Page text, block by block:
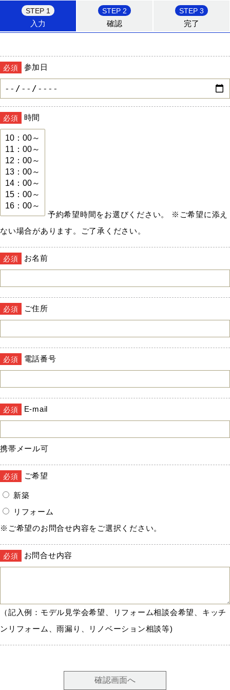
STEP 1
入力
STEP 2
確認
STEP 3
完了
必須 参加日
必須 時間
予約希望時間をお選びください。 ※ご希望に添え
ない場合があります。ご了承ください。
必須 お名前
必須 ご住所
必須 電話番号
必須 E-mail
携帯メール可
必須 ご希望
新築
リフォーム
※ご希望のお問合せ内容をご選択ください。
必須 お問合せ内容
（記入例：モデル見学会希望、リフォーム相談会希望、キッチ
ンリフォーム、雨漏り、リノベーション相談等)